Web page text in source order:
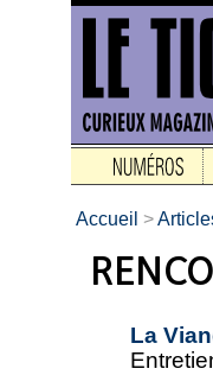
Accueil >
La